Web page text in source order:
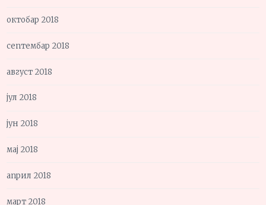
октобар 2018
септембар 2018
август 2018
јул 2018
јун 2018
мај 2018
април 2018
март 2018